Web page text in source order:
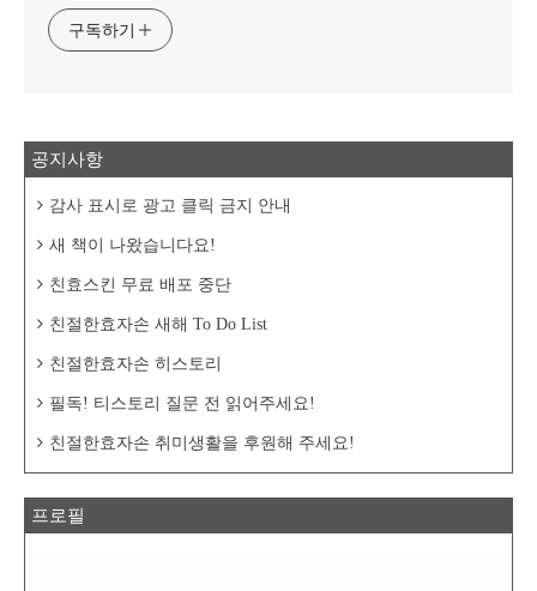
구독하기
공지사항
감사 표시로 광고 클릭 금지 안내
새 책이 나왔습니다요!
친효스킨 무료 배포 중단
친절한효자손 새해 To Do List
친절한효자손 히스토리
필독! 티스토리 질문 전 읽어주세요!
친절한효자손 취미생활을 후원해 주세요!
프로필